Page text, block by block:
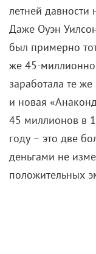
летней давности
Даже Оуэн
был примерно
же 45-
заработала те
и новая
45 миллионов в
году – это две
деньгами не
положительных